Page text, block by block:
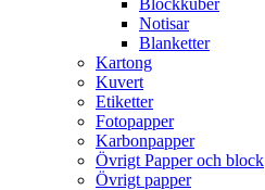
Blockkuber
Notisar
Blanketter
Kartong
Kuvert
Etiketter
Fotopapper
Karbonpapper
Övrigt Papper och block
Övrigt papper